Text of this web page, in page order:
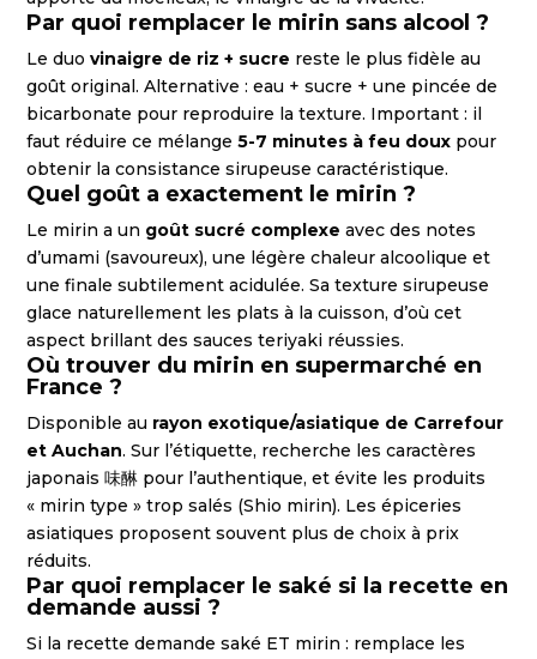
Par quoi remplacer le mirin sans alcool ?
Le duovinaigre de riz + sucre reste le plus fidèle au
goût original. Alternative : eau + sucre + une pincée de
bicarbonate pour reproduire la texture. Important : il
faut réduire ce mélange5-7 minutes à feu doux pour
obtenir la consistance sirupeuse caractéristique.
Quel goût a exactement le mirin ?
Le mirin a un goût sucré complexe avec des notes
d’umami (savoureux), une légère chaleur alcoolique et
une finale subtilement acidulée. Sa texture sirupeuse
glace naturellement les plats à la cuisson, d’où cet
aspect brillant des sauces teriyaki réussies.
Où trouver du mirin en supermarché en
France ?
Disponible au rayon exotique/asiatique de Carrefour
et Auchan. Sur l’étiquette, recherche les caractères
japonais 味醂 pour l’authentique, et évite les produits
« mirin type » trop salés (Shio mirin). Les épiceries
asiatiques proposent souvent plus de choix à prix
réduits.
Par quoi remplacer le saké si la recette en
demande aussi ?
Si la recette demande saké ET mirin : remplace les